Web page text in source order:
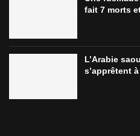
fait 7 morts
L’Arabie
s’apprêtent